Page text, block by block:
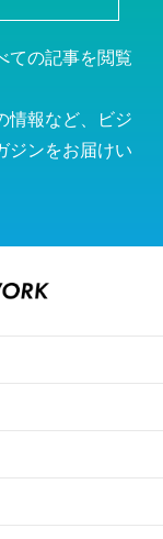
ての記事を閲覧
情報など、ビジ
ジンをお届けい